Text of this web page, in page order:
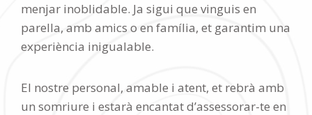
menjar inoblidable. Ja sigui que vinguis en
parella, amb amics o en família, et garantim una
experiència inigualable.
El nostre personal, amable i atent, et rebrà amb
un somriure i estarà encantat d’assessorar-te en